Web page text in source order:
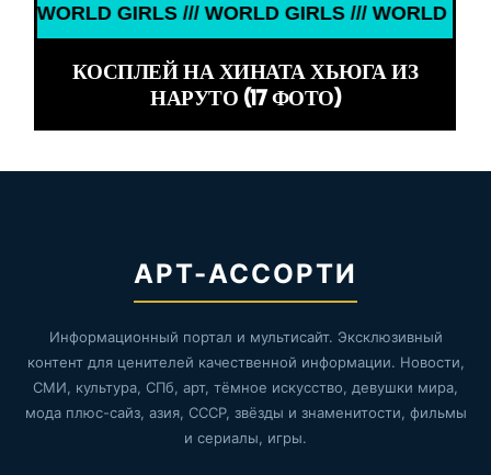
/// WORLD GIRLS /// WORLD GIRLS ///
КОСПЛЕЙ НА ХИНАТА ХЬЮГА ИЗ
НАРУТО (17 ФОТО)
АРТ-АССОРТИ
Информационный портал и мультисайт. Эксклюзивный
контент для ценителей качественной информации. Новости,
СМИ, культура, СПб, арт, тёмное искусство, девушки мира,
мода плюс-сайз, азия, СССР, звёзды и знаменитости, фильмы
и сериалы, игры.